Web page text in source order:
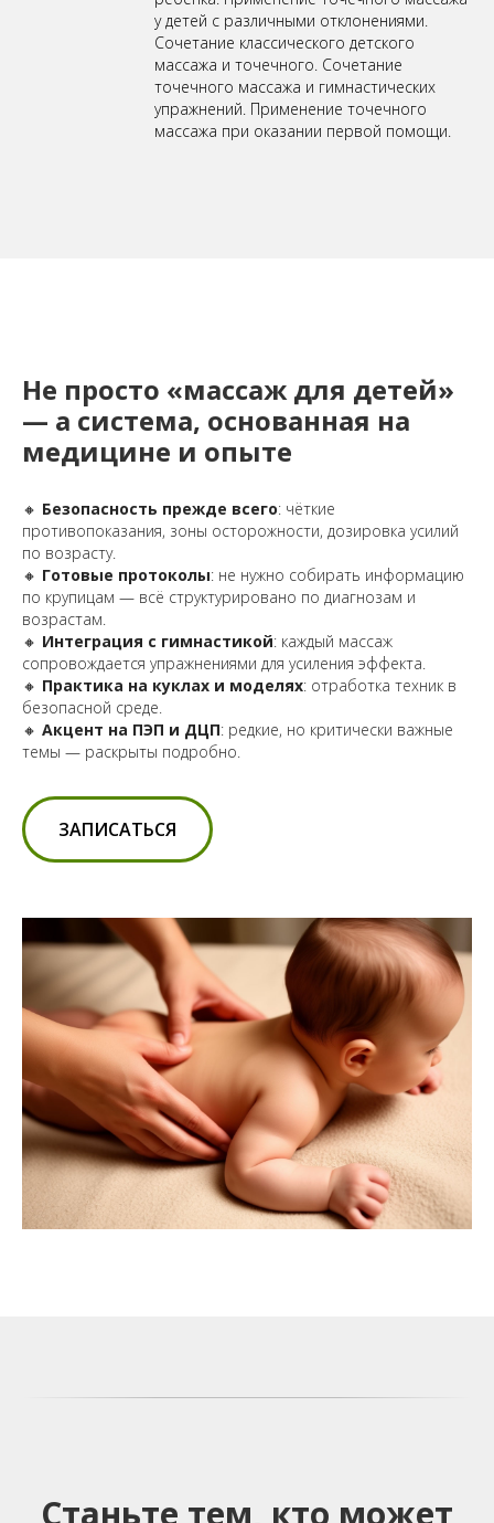
у детей с различными отклонениями.
Сочетание классического детского
массажа и точечного. Сочетание
точечного массажа и гимнастических
упражнений. Применение точечного
массажа при оказании первой помощи.
Не просто «массаж для детей»
— а система, основанная на
медицине и опыте
🔸 Безопасность прежде всего: чёткие
противопоказания, зоны осторожности, дозировка усилий
по возрасту.
🔸 Готовые протоколы: не нужно собирать информацию
по крупицам — всё структурировано по диагнозам и
возрастам.
🔸 Интеграция с гимнастикой: каждый массаж
сопровождается упражнениями для усиления эффекта.
🔸 Практика на куклах и моделях: отработка техник в
безопасной среде.
🔸 Акцент на ПЭП и ДЦП: редкие, но критически важные
темы — раскрыты подробно.
ЗАПИСАТЬСЯ